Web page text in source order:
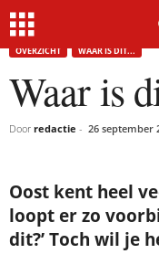
Home
OVERZICHT WAAR IS DIT...
Waar is
Door redactie - 26 september
Oost kent heel
loopt er zo
dit?’ Toch wil je